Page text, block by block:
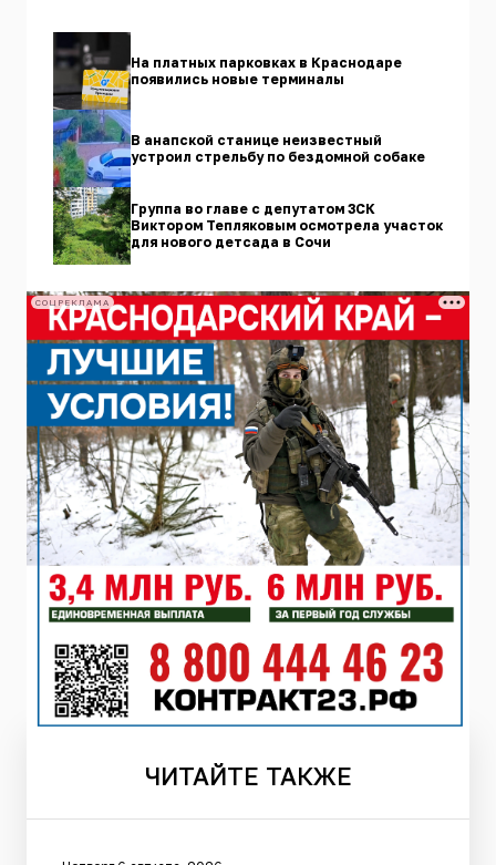
На платных парковках в Краснодаре
появились новые терминалы
В анапской станице неизвестный
устроил стрельбу по бездомной собаке
Группа во главе с депутатом ЗСК
Виктором Тепляковым осмотрела участок
для нового детсада в Сочи
СОЦРЕКЛАМА
ЧИТАЙТЕ ТАКЖЕ